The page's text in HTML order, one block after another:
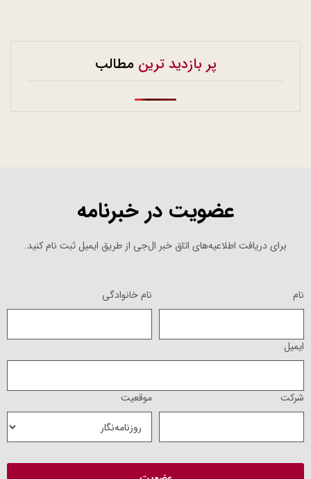
پر بازدید ترین مطالب
عضویت در خبرنامه
برای دریافت اطلاعیه‌های اتاق خبر ال‌جی از طریق ایمیل ثبت نام کنید.
نام نام خانوادگی
ایمیل
شرکت موقعیت